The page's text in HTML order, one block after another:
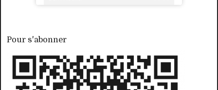
Pour s'abonner